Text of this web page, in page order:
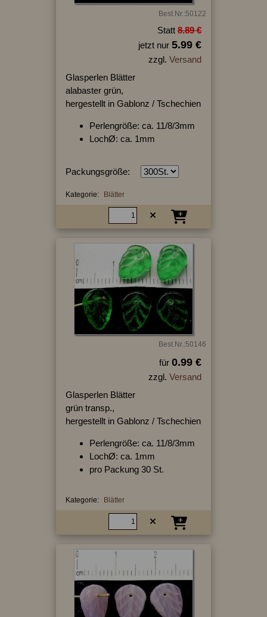
Best.Nr.:50122
Statt 8.89 €
jetzt nur 5.99 €
zzgl. Versand
Glasperlen Blätter
alabaster grün,
hergestellt in Gablonz / Tschechien
Perlengröße: ca. 11/8/3mm
LochØ: ca. 1mm
Packungsgröße:
Kategorie: Blätter
Best.Nr.:50146
für 0.99 €
zzgl. Versand
Glasperlen Blätter
grün transp.,
hergestellt in Gablonz / Tschechien
Perlengröße: ca. 11/8/3mm
LochØ: ca. 1mm
pro Packung 30 St.
Kategorie: Blätter